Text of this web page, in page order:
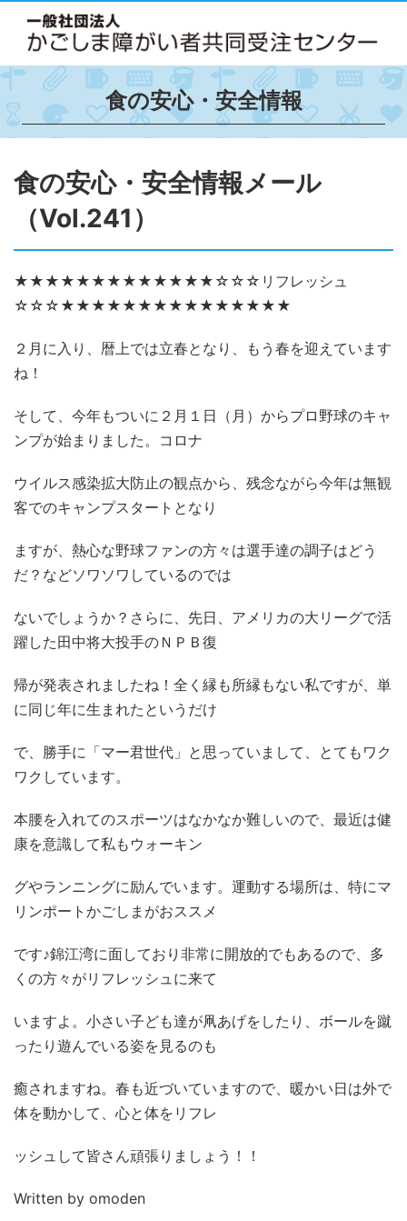
食の安心・安全情報
食の安心・安全情報メール
（Vol.241）
★★★★★★★★★★★★★☆☆☆リフレッシュ
☆☆☆★★★★★★★★★★★★★★★
２月に入り、暦上では立春となり、もう春を迎えています
ね！
そして、今年もついに２月１日（月）からプロ野球のキャ
ンプが始まりました。コロナ
ウイルス感染拡大防止の観点から、残念ながら今年は無観
客でのキャンプスタートとなり
ますが、熱心な野球ファンの方々は選手達の調子はどう
だ？などソワソワしているのでは
ないでしょうか？さらに、先日、アメリカの大リーグで活
躍した田中将大投手のＮＰＢ復
帰が発表されましたね！全く縁も所縁もない私ですが、単
に同じ年に生まれたというだけ
で、勝手に「マー君世代」と思っていまして、とてもワク
ワクしています。
本腰を入れてのスポーツはなかなか難しいので、最近は健
康を意識して私もウォーキン
グやランニングに励んでいます。運動する場所は、特にマ
リンポートかごしまがおススメ
です♪錦江湾に面しており非常に開放的でもあるので、多
くの方々がリフレッシュに来て
いますよ。小さい子ども達が凧あげをしたり、ボールを蹴
ったり遊んでいる姿を見るのも
癒されますね。春も近づいていますので、暖かい日は外で
体を動かして、心と体をリフレ
ッシュして皆さん頑張りましょう！！
Written by omoden